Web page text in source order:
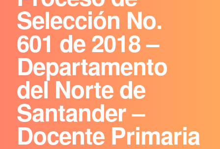
Selección No.
601 de 2018 –
Departamento
del Norte de
Santander –
Docente Primaria